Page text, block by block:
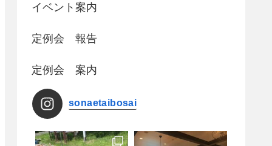
イベント案内
定例会 報告
定例会 案内
sonaetaibosai